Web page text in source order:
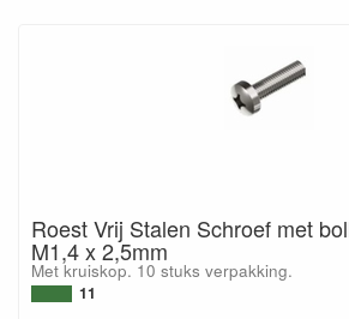
Roest Vrij Stalen Schroef met
M1,4 x 2,5mm
Met kruiskop. 10 stuks verpakking.
11